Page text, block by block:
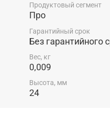
CUT 101-141
– 1 шт.
Продуктовый сегмент
Про
Гарантийный срок
Без гарантийного
Вес, кг
0,009
Высота, мм
24